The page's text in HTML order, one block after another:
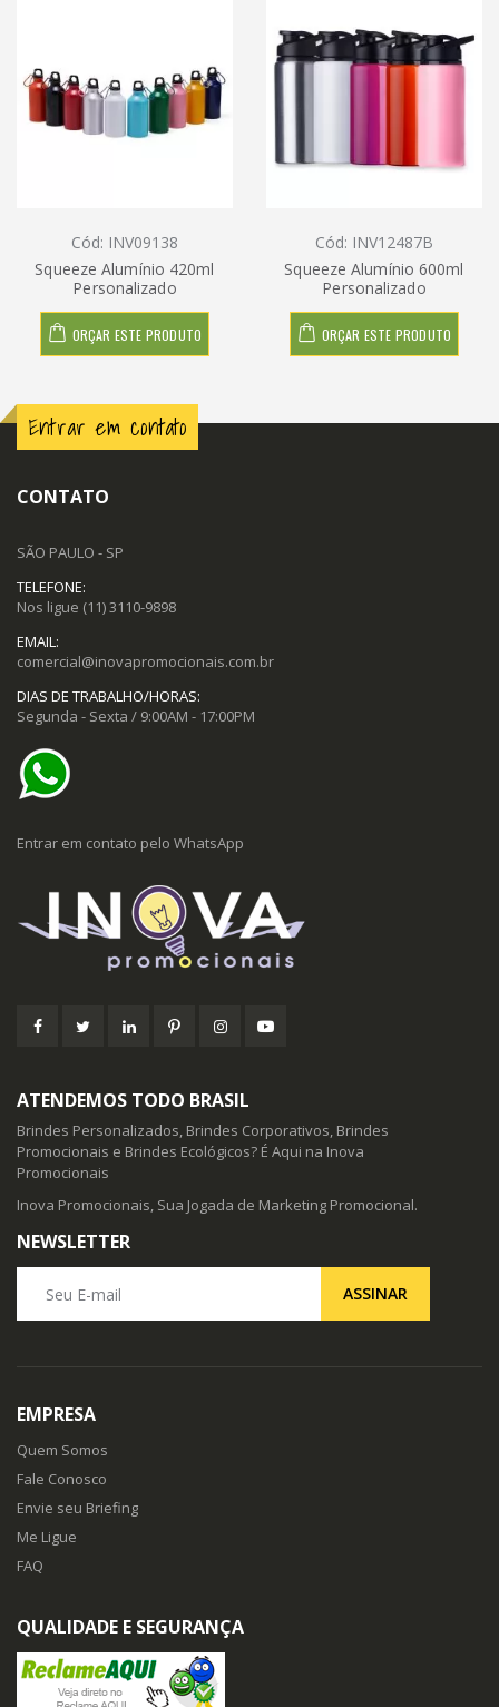
Cód: INV09138
Squeeze Alumínio 420ml
Personalizado
ORÇAR ESTE PRODUTO
Cód: INV12487B
Squeeze Alumínio 600ml
Personalizado
ORÇAR ESTE PRODUTO
Entrar em contato
CONTATO
SÃO PAULO - SP
TELEFONE:
Nos ligue (11) 3110-9898
EMAIL:
comercial@inovapromocionais.com.br
DIAS DE TRABALHO/HORAS:
Segunda - Sexta / 9:00AM - 17:00PM
Entrar em contato pelo WhatsApp
ATENDEMOS TODO BRASIL
Brindes Personalizados, Brindes Corporativos, Brindes
Promocionais e Brindes Ecológicos? É Aqui na Inova
Promocionais
Inova Promocionais, Sua Jogada de Marketing Promocional.
NEWSLETTER
ASSINAR
EMPRESA
Quem Somos
Fale Conosco
Envie seu Briefing
Me Ligue
FAQ
QUALIDADE E SEGURANÇA